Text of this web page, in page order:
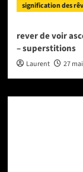
signification des
rever de voir
– superstitions
Laurent 27